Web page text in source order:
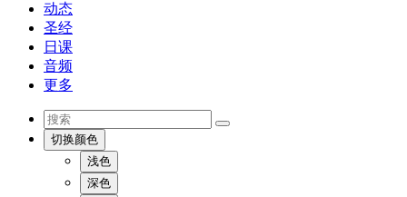
动态
圣经
日课
音频
更多
切换颜色
浅色
深色